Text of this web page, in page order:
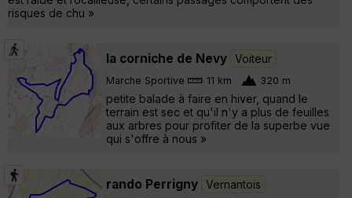
risques de chu »
la corniche de Nevy Voiteur
Marche Sportive 11 km 320 m
petite balade à faire en hiver, quand le
terrain est sec et qu'il n'y a plus de feuilles
aux arbres pour profiter de la superbe vue
qui s'offre à nous »
rando Perrigny Vernantois